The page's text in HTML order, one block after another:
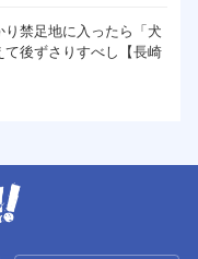
り禁足地に入ったら「犬
後ずさりすべし【長崎